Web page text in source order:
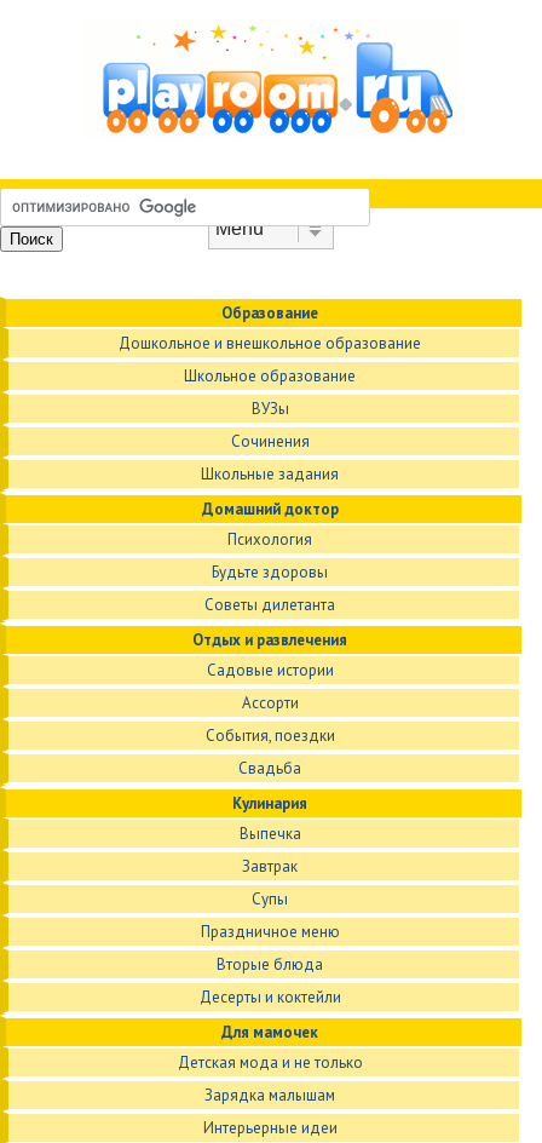
Образование
Дошкольное и внешкольное образование
Школьное образование
ВУЗы
Сочинения
Школьные задания
Домашний доктор
Психология
Будьте здоровы
Советы дилетанта
Отдых и развлечения
Садовые истории
Ассорти
События, поездки
Свадьба
Кулинария
Выпечка
Завтрак
Супы
Праздничное меню
Вторые блюда
Десерты и коктейли
Для мамочек
Детская мода и не только
Зарядка малышам
Интерьерные идеи